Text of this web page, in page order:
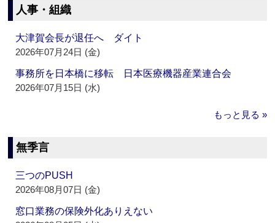
人事・組織
大津賀会長が退任へ ダイト
2026年07月24日 (金)
事務所を日本橋に移転 日本医療機器産業連合会
2026年07月15日 (水)
もっと見る »
無季言
三つのPUSH
2026年08月07日 (金)
窓口業務の保険外化ありえない